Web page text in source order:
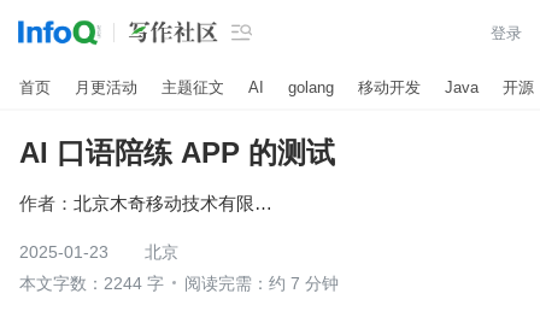
 登录
首页 月更活动 主题征文 AI golang 移动开发 Java 开源
AI 口语陪练 APP 的测试
作者： 北京木奇移动技术有限公司
2025-01-23
北京
本文字数：2244 字
阅读完需：约 7 分钟